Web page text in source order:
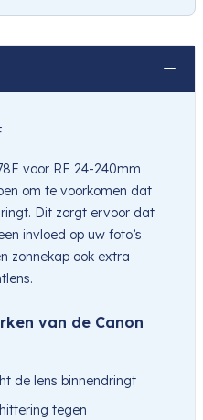
voor RF 24-240mm
om te voorkomen dat
Dit zorgt ervoor dat
invloed op uw foto’s
zonnekap ook extra
van de Canon
de lens binnendringt
tegen